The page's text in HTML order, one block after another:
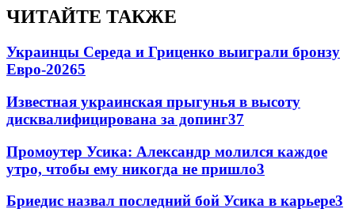
ЧИТАЙТЕ ТАКЖЕ
Украинцы Середа и Гриценко выиграли бронзу
Евро-20265
Известная украинская прыгунья в высоту
дисквалифицирована за допинг37
Промоутер Усика: Александр молился каждое
утро, чтобы ему никогда не пришло3
Бриедис назвал последний бой Усика в карьере3